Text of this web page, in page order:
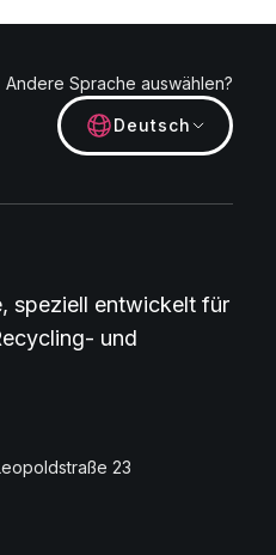
Andere Sprache auswählen?
Deutsch
speziell entwickelt für
und
23